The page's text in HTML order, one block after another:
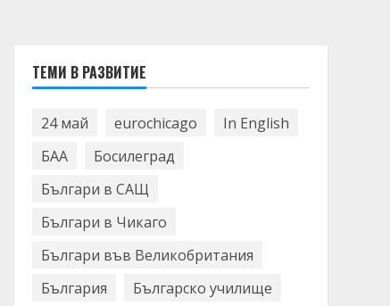
ТЕМИ В РАЗВИТИЕ
24 май eurochicago
In English
БАА
Босилеград
Българи в САЩ
Българи в Чикаго
Българи във Великобритания
България
Българско училище